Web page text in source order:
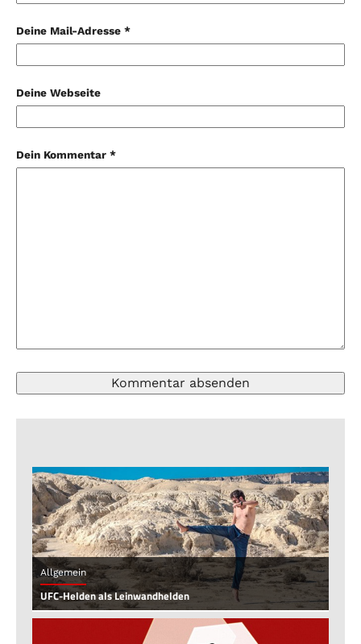
Deine Mail-Adresse *
Deine Webseite
Dein Kommentar *
Allgemein
UFC-Helden als Leinwandhelden